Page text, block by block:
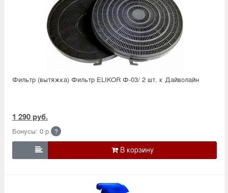
Фильтр (вытяжка) Фильтр ELIKOR Ф-03/ 2 шт. к Дайволайн
1 290 руб.
Бонусы: 0 р. ?
